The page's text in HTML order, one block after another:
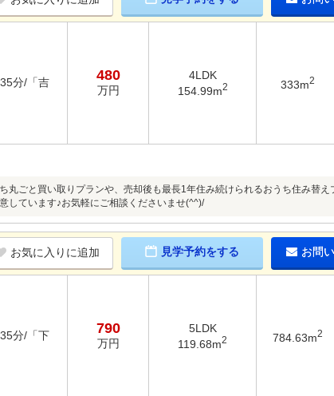
分/「吉
480
万円
4LDK
154.99m2 333m2
丸ごと買い取りプランや、売却後も最長1年住み続けられるおうち住み替え
しています♪お気軽にご相談くださいませ(^^)/
お気に入りに追加 見学予約をする お問
分/「下
790
万円
5LDK
119.68m2 784.63m2